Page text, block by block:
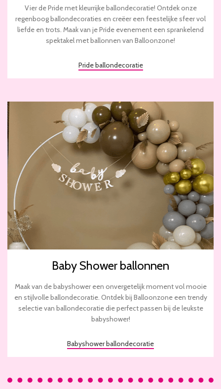
Vier de Pride met kleurrijke ballondecoratie! Ontdek onze
regenboog ballondecoraties en creëer een feestelijke sfeer vol
liefde en trots. Maak van je Pride evenement een sprankelend
spektakel met ballonnen van Balloonzone!
Pride ballondecoratie
Baby Shower ballonnen
Maak van de babyshower een onvergetelijk moment vol mooie
en stijlvolle ballondecoratie. Ontdek bij Balloonzone een trendy
selectie van ballondecoratie die perfect passen bij de leukste
babyshower!
Babyshower ballondecoratie